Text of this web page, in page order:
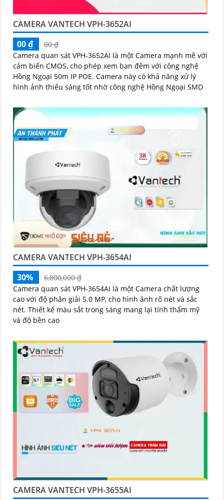
CAMERA VANTECH VPH-3652AI
00 ₫
00 ₫
Camera quan sát VPH-3652AI là một Camera mạnh mẽ với
cảm biến CMOS, cho phép xem ban đêm với công nghệ
Hồng Ngoại 50m IP POE. Camera này có khả năng xử lý
hình ảnh thiếu sáng tốt nhờ công nghệ Hồng Ngoại SMD
CAMERA VANTECH VPH-3654AI
30%
6,800,000 ₫
Camera quan sát VPH-3654AI là một Camera chất lượng
cao với độ phân giải 5.0 MP, cho hình ảnh rõ nét và sắc
nét. Thiết kế màu sắt trong sáng mang lại tính thẩm mỹ
và độ bền cao
CAMERA VANTECH VPH-3655AI